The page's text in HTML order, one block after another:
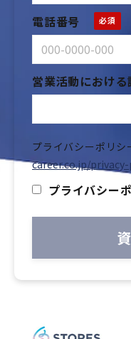
電話番号
営業活動におけ
プライバシーポリシ
career.co.jp/
プライバシー